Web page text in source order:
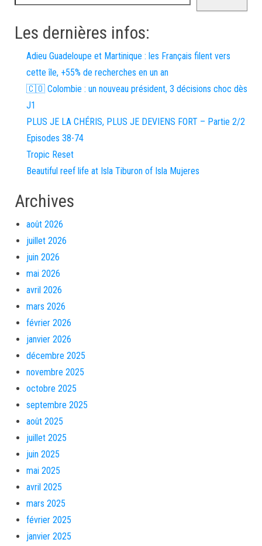
Les dernières infos:
Adieu Guadeloupe et Martinique : les Français filent vers
cette île, +55% de recherches en un an
🇨🇴 Colombie : un nouveau président, 3 décisions choc dès
J1
PLUS JE LA CHÉRIS, PLUS JE DEVIENS FORT – Partie 2/2
Episodes 38-74
Tropic Reset
Beautiful reef life at Isla Tiburon of Isla Mujeres
Archives
août 2026
juillet 2026
juin 2026
mai 2026
avril 2026
mars 2026
février 2026
janvier 2026
décembre 2025
novembre 2025
octobre 2025
septembre 2025
août 2025
juillet 2025
juin 2025
mai 2025
avril 2025
mars 2025
février 2025
janvier 2025